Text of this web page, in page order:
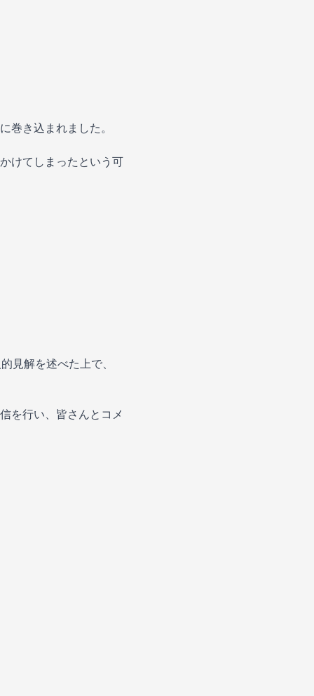
巻き込まれました。
けてしまったという可
見解を述べた上で、
を行い、皆さんとコメ